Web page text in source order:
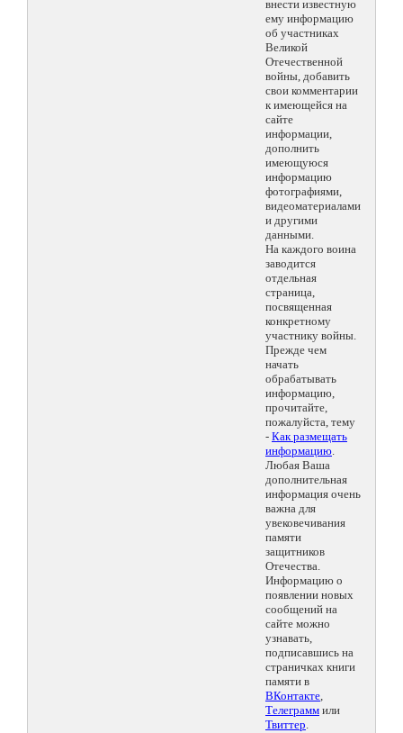
внести известную
ему информацию
об участниках
Великой
Отечественной
войны, добавить
свои комментарии
к имеющейся на
сайте
информации,
дополнить
имеющуюся
информацию
фотографиями,
видеоматериалами
и другими
данными.
На каждого воина
заводится
отдельная
страница,
посвященная
конкретному
участнику войны.
Прежде чем
начать
обрабатывать
информацию,
прочитайте,
пожалуйста, тему
- Как размещать
информацию.
Любая Ваша
дополнительная
информация очень
важна для
увековечивания
памяти
защитников
Отечества.
Информацию о
появлении новых
сообщений на
сайте можно
узнавать,
подписавшись на
страничках книги
памяти в
ВКонтакте,
Телеграмм или
Твиттер.